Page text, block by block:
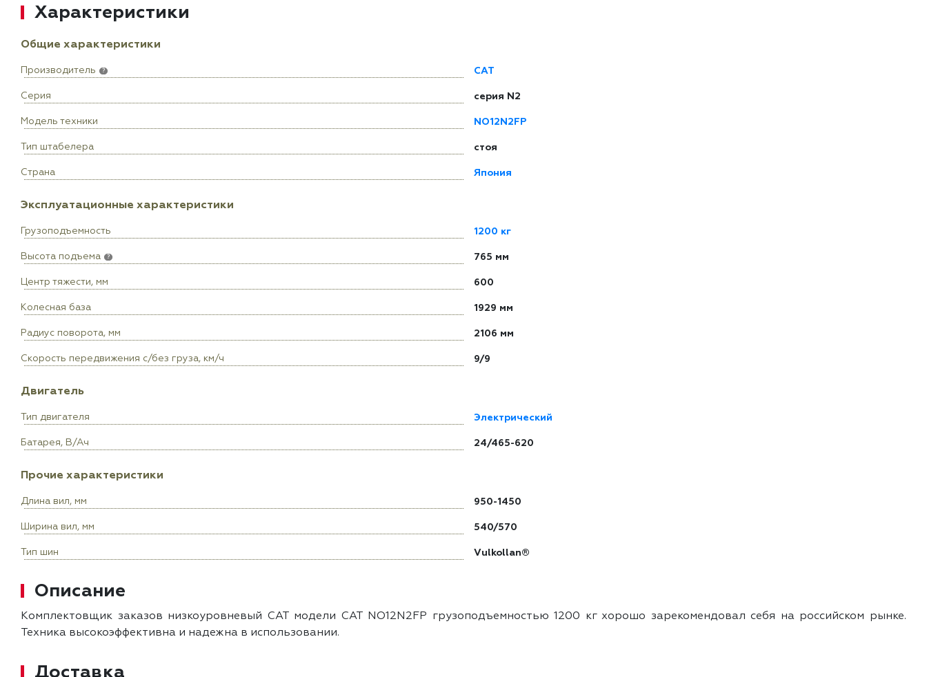
Характеристики
Общие характеристики
Производитель ? CAT
Серия серия N2
Модель техники NO12N2FP
Тип штабелера стоя
Страна Япония
Эксплуатационные характеристики
Грузоподъемность 1200 кг
Высота подъема ? 765 мм
Центр тяжести, мм 600
Колесная база 1929 мм
Радиус поворота, мм 2106 мм
Скорость передвижения с/без груза, км/ч 9/9
Двигатель
Тип двигателя Электрический
Батарея, В/Ач 24/465-620
Прочие характеристики
Длина вил, мм 950-1450
Ширина вил, мм 540/570
Тип шин Vulkollan®
Описание
Комплектовщик заказов низкоуровневый CAT модели CAT NO12N2FP грузоподъемностью 1200 кг хорошо зарекомендовал себя на российском рынке.
Техника высокоэффективна и надежна в использовании.
Доставка